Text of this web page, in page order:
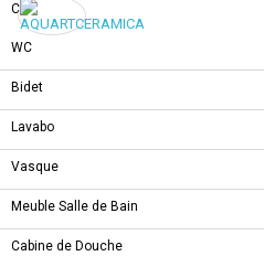
Collections
WC
Bidet
Lavabo
Vasque
Meuble Salle de Bain
Cabine de Douche
REF : AT.RLV.REVAL.NATURAL